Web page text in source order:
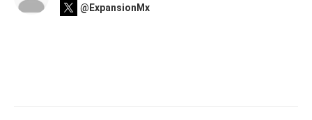
@ExpansionMx